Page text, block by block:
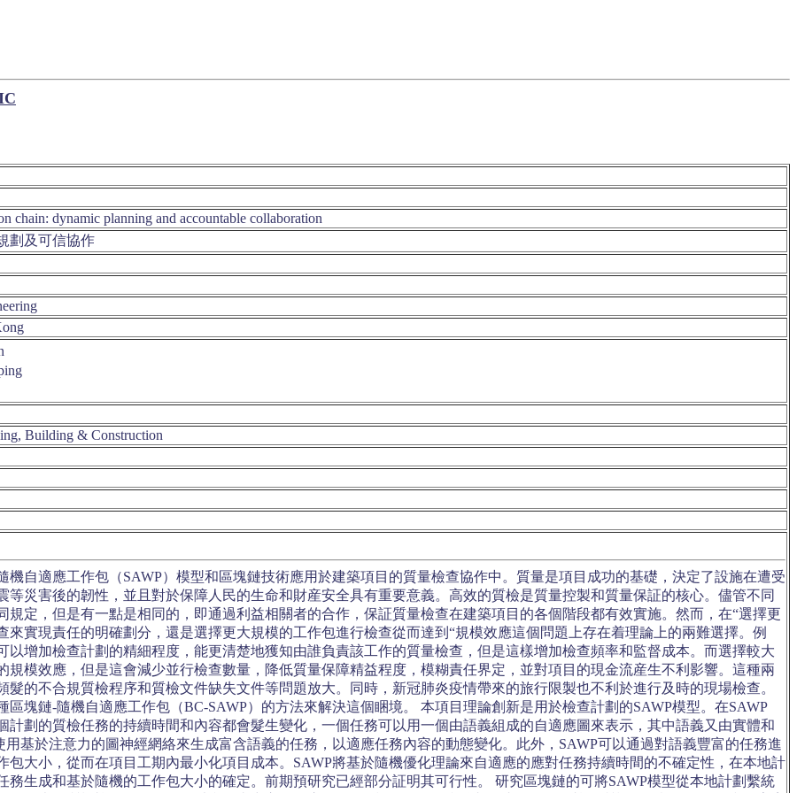
chain: dynamic planning and accountable collaboration
劃及可信協作
Building & Construction
機自適應工作包（SAWP）模型和區塊鏈技術應用於建築項目的質量檢查協作中。質量是項目成功的基礎，決定了設施在遭受
等災害後的韌性，並且對於保障人民的生命和財産安全具有重要意義。高效的質檢是質量控製和質量保証的核心。儘管不同
規定，但是有一點是相同的，即通過利益相關者的合作，保証質量檢查在建築項目的各個階段都有效實施。然而，在“選擇更
來實現責任的明確劃分，還是選擇更大規模的工作包進行檢查從而達到“規模效應這個問題上存在着理論上的兩難選擇。例
以增加檢查計劃的精細程度，能更清楚地獲知由誰負責該工作的質量檢查，但是這樣增加檢查頻率和監督成本。而選擇較大
規模效應，但是這會減少並行檢查數量，降低質量保障精益程度，模糊責任界定，並對項目的現金流産生不利影響。這種兩
髮的不合規質檢程序和質檢文件缺失文件等問題放大。同時，新冠肺炎疫情帶來的旅行限製也不利於進行及時的現場檢查。
區塊鏈-隨機自適應工作包（BC-SAWP）的方法來解決這個睏境。 本項目理論創新是用於檢查計劃的SAWP模型。在SAWP
計劃的質檢任務的持續時間和內容都會髮生變化，一個任務可以用一個由語義組成的自適應圖來表示，其中語義又由實體和
用基於注意力的圖神經網絡來生成富含語義的任務，以適應任務內容的動態變化。此外，SAWP可以通過對語義豐富的任務進
包大小，從而在項目工期內最小化項目成本。SAWP將基於隨機優化理論來自適應的應對任務持續時間的不確定性，在本地計
務生成和基於隨機的工作包大小的確定。前期預研究已經部分証明其可行性。 研究區塊鏈的可將SAWP模型從本地計劃繫統